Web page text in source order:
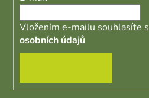
Vložením e-mailu souhlasíte s
osobních údajů